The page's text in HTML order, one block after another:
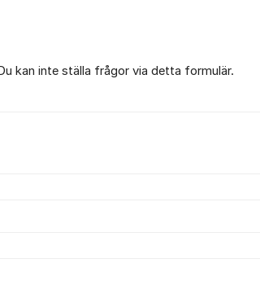
kan inte ställa frågor via detta formulär.